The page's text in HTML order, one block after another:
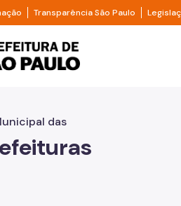
Divisor de acesso à informação
Transparência São Paulo Divisor
de São
das